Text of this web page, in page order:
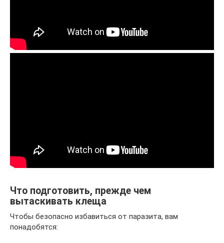
Что подготовить, прежде чем
вытаскивать клеща
Чтобы безопасно избавиться от паразита, вам
понадобятся: